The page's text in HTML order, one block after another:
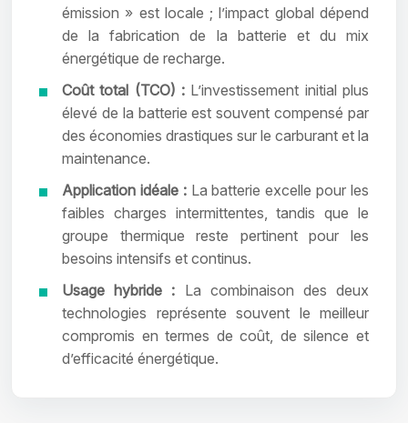
émission » est locale ; l’impact global dépend
de la fabrication de la batterie et du mix
énergétique de recharge.
Coût total (TCO) : L’investissement initial plus
élevé de la batterie est souvent compensé par
des économies drastiques sur le carburant et la
maintenance.
Application idéale :La batterie excelle pour les
faibles charges intermittentes, tandis que le
groupe thermique reste pertinent pour les
besoins intensifs et continus.
Usage hybride : La combinaison des deux
technologies représente souvent le meilleur
compromis en termes de coût, de silence et
d’efficacité énergétique.